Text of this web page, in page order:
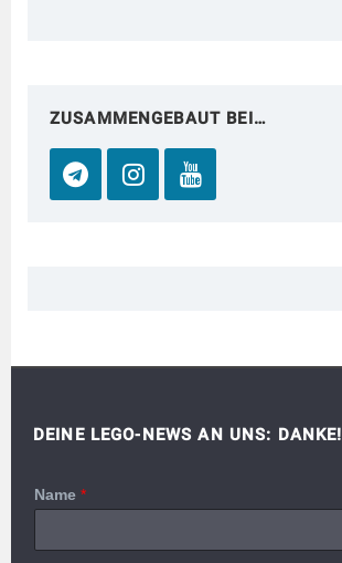
ZUSAMMENGEBAUT BEI…
DEINE LEGO-NEWS AN UNS: DANKE!
Name *